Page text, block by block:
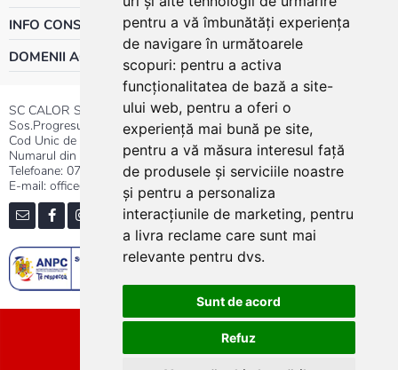
pentru a vă îmbunătăți experiența
de navigare în următoarele
scopuri: pentru a activa
funcționalitatea de bază a site-
ului web, pentru a oferi o
experiență mai bună pe site,
pentru a vă măsura interesul față
de produsele și serviciile noastre
și pentru a personaliza
interacțiunile de marketing, pentru
a livra reclame care sunt mai
relevante pentru dvs.
Sunt de acord
Refuz
INFO CONSUMATOR
DOMENII ACTIVITATE
SC CALOR SRL
Sos.Progresului nr.30-40, Sector 5, Bucuresti
Cod Unic de Inregistrare: RO 3004724
Numarul din Registrul Comertului:J40/13176/1991
Telefoane: 0737.23.44.44|021.411.44.44
E-mail: office@calor.ro